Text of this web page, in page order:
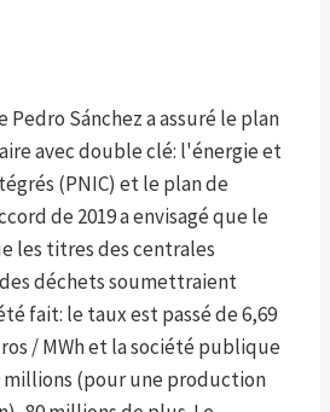
Pedro Sánchez a assuré le plan
avec double clé: l'énergie et
(PNIC) et le plan de
de 2019 a envisagé que le
les titres des centrales
déchets soumettraient
fait: le taux est passé de 6,69
/ MWh et la société publique
millions (pour une production